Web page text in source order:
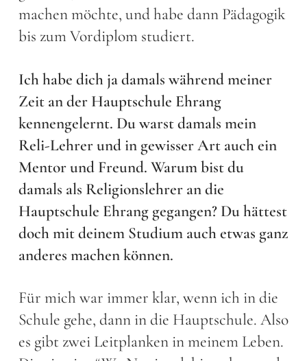
machen möchte, und habe dann Pädagogik
bis zum Vordiplom studiert.
Ich habe dich ja damals während meiner
Zeit an der Hauptschule Ehrang
kennengelernt. Du warst damals mein
Reli-Lehrer und in gewisser Art auch ein
Mentor und Freund. Warum bist du
damals als Religionslehrer an die
Hauptschule Ehrang gegangen? Du hättest
doch mit deinem Studium auch etwas ganz
anderes machen können.
Für mich war immer klar, wenn ich in die
Schule gehe, dann in die Hauptschule. Also
es gibt zwei Leitplanken in meinem Leben.